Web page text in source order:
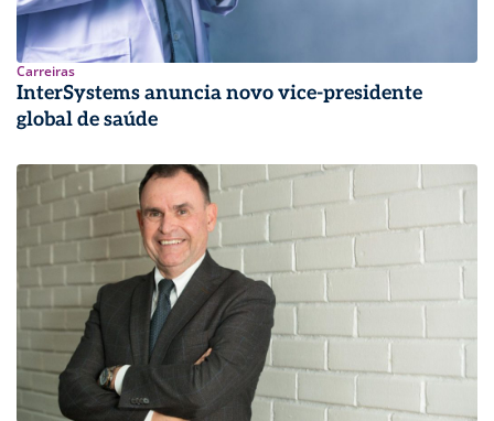
Carreiras
InterSystems anuncia novo vice-presidente
global de saúde